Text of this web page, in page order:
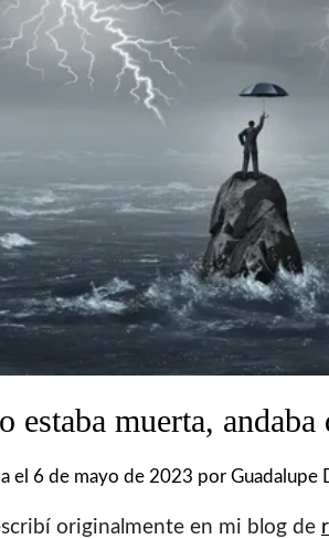
estaba muerta,
el 6 de mayo de 2023 porGuadalupe
originalmente en mi blog de